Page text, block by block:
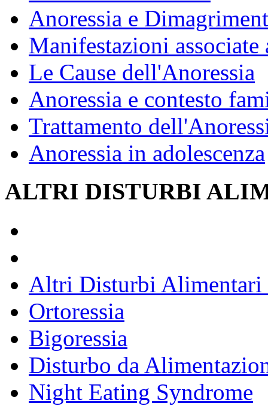
Anoressia e
Manifestazioni
Le Cause dell'Anoressia
Anoressia e contesto
Trattamento
Anoressia in adolescenza
ALTRI DISTURBI
Altri Disturbi Alimentari
Ortoressia
Bigoressia
Disturbo da
Night Eating Syndrome